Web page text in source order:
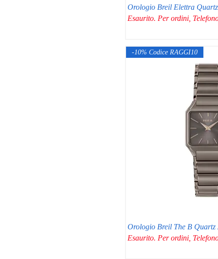
Orologio Breil Elettra
Esaurito. Per ordini,
-10% Codice RAGGI10
Orologio Breil The B Quartz
Esaurito. Per ordini,